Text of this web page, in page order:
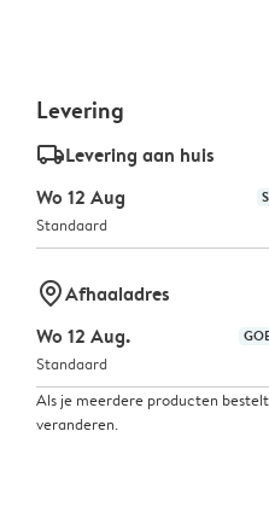
Levering
delivery_standard_v2Levering aan huis
Wo 12 Aug
Standaard
marker-pinAfhaaladres
Wo 12 Aug.
Standaard
Als je meerdere producten
veranderen.